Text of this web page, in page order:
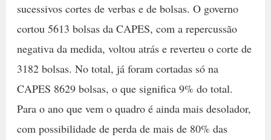
sucessivos cortes de verbas e de bolsas. O governo
cortou 5613 bolsas da CAPES, com a repercussão
negativa da medida, voltou atrás e reverteu o corte de
3182 bolsas. No total, já foram cortadas só na
CAPES 8629 bolsas, o que significa 9% do total.
Para o ano que vem o quadro é ainda mais desolador,
com possibilidade de perda de mais de 80% das